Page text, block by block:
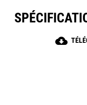
cloud_download